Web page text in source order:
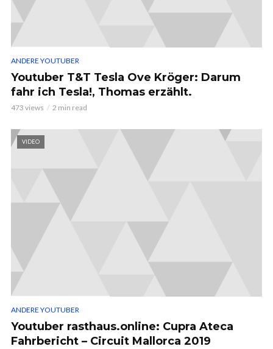
ANDERE YOUTUBER
Youtuber T&T Tesla Ove Kröger: Darum
fahr ich Tesla!, Thomas erzählt.
473 views 2 min read
VIDEO
ANDERE YOUTUBER
Youtuber rasthaus.online: Cupra Ateca
Fahrbericht – Circuit Mallorca 2019